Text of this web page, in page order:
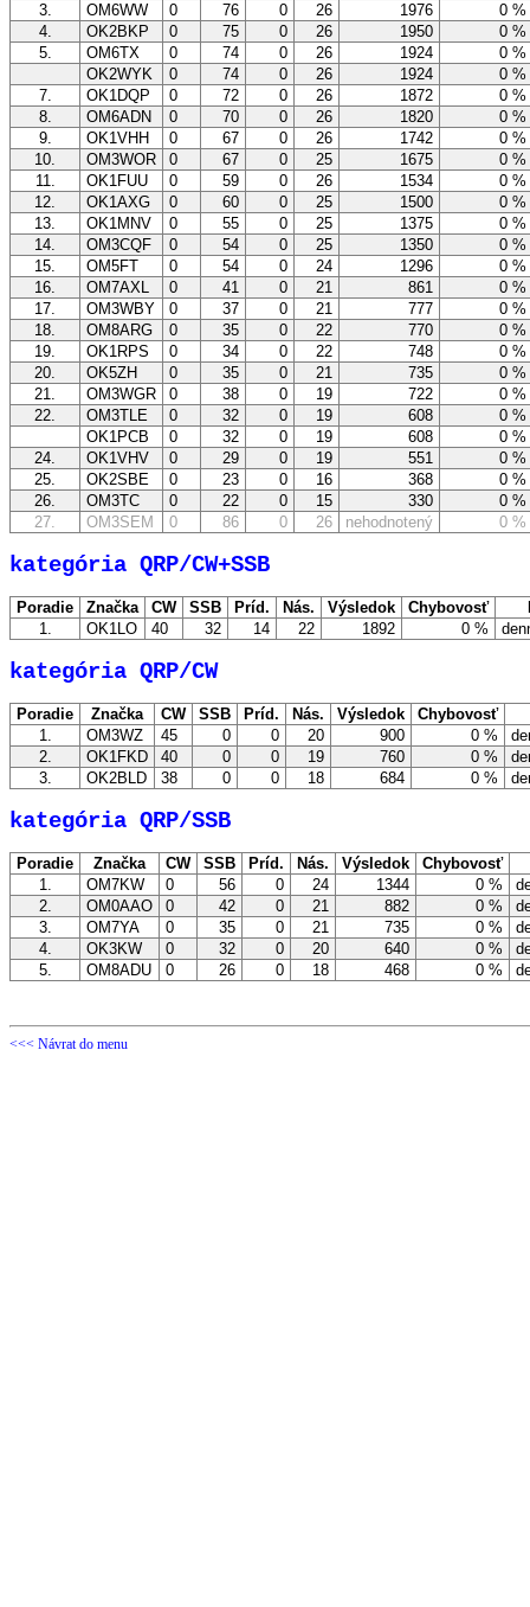
3.
OM6WW 0 76 0 26 1976
0 %
4.
OK2BKP 0 75 0 26 1950
0 %
5.
OM6TX 0 74 0 26 1924
0 %
OK2WYK
0 74 0 26 1924
0 %
7.
OK1DQP 0 72 0 26 1872
0 %
8.
OM6ADN 0 70 0 26 1820
0 %
9.
OK1VHH 0 67 0 26 1742
0 %
10.
OM3WOR 0 67 0 25 1675
0 %
11.
OK1FUU 0 59 0 26 1534
0 %
12.
OK1AXG 0 60 0 25 1500
0 %
13.
OK1MNV 0 55 0 25 1375
0 %
14.
OM3CQF 0 54 0 25 1350
0 %
15.
OM5FT 0 54 0 24 1296
0 %
16.
OM7AXL 0 41 0 21 861
0 %
17.
OM3WBY 0 37 0 21 777
0 %
18.
OM8ARG 0 35 0 22 770
0 %
19.
OK1RPS 0 34 0 22 748
0 %
20.
OK5ZH 0 35 0 21 735
0 %
21.
OM3WGR 0 38 0 19 722
0 %
22.
OM3TLE 0 32 0 19 608
0 %
OK1PCB
0 32 0 19 608
0 %
24.
OK1VHV 0 29 0 19 551
0 %
25.
OK2SBE 0 23 0 16 368
0 %
26.
OM3TC 0 22 0 15 330
0 %
27.
OM3SEM 0 86 0 26 nehodnotený 0 %
kategória QRP/CW+SSB
Poradie Značka CW SSB Príd. Nás. Výsledok Chybovosť
1.
OK1LO 40 32 14 22 1892 0 %
kategória QRP/CW
Poradie Značka CW SSB Príd. Nás. Výsledok
Chybovosť
1.
OM3WZ 45 0 0 20 900 0 %
2.
OK1FKD 40 0 0 19 760 0 %
3.
OK2BLD 38 0 0 18 684 0 %
kategória QRP/SSB
Poradie Značka CW SSB Príd. Nás. Výsledok
Chybovosť
1.
OM7KW 0 56 0 24 1344 0 %
2.
OM0AAO 0 42 0 21 882 0 %
3.
OM7YA 0 35 0 21 735 0 %
4.
OK3KW 0 32 0 20 640 0 %
5.
OM8ADU 0 26 0 18 468 0 %
<<< Návrat do menu